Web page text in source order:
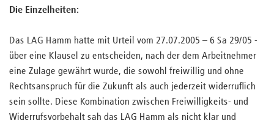
Die Einzelheiten:
Das LAG Hamm hatte mit Urteil vom 27.07.2005 – 6 Sa 29/05 -
über eine Klausel zu entscheiden, nach der dem Arbeitnehmer
eine Zulage gewährt wurde, die sowohl freiwillig und ohne
Rechtsanspruch für die Zukunft als auch jederzeit widerruflich
sein sollte. Diese Kombination zwischen Freiwilligkeits- und
Widerrufsvorbehalt sah das LAG Hamm als nicht klar und